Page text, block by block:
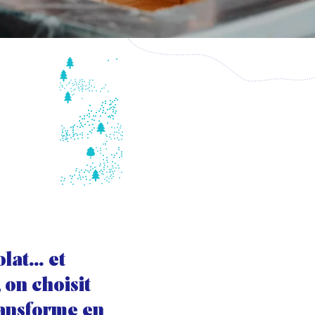
et
on choisit